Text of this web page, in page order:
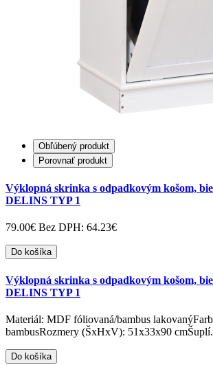
Obľúbený produkt
Porovnať produkt
Výklopná skrinka s odpadkovým košom,
DELINS TYP 1
79.00€ Bez DPH: 64.23€
Do košíka
Výklopná skrinka s odpadkovým košom,
DELINS TYP 1
Materiál: MDF fóliovaná/bambus
bambusRozmery (ŠxHxV): 51x33x90
Do košíka